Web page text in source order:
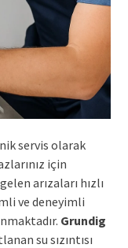
servis olarak
için
arızaları hızlı
ve deneyimli
Grundig
su sızıntısı